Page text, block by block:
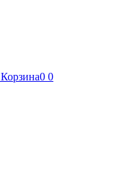
Корзина0 0